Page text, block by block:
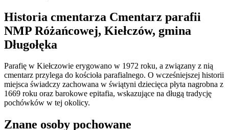
Historia cmentarza Cmentarz parafii
NMP Różańcowej, Kiełczów, gmina
Długołęka
Parafię w Kiełczowie erygowano w 1972 roku, a związany z nią
cmentarz przylega do kościoła parafialnego. O wcześniejszej historii
miejsca świadczy zachowana w świątyni dziecięca płyta nagrobna z
1669 roku oraz barokowe epitafia, wskazujące na długą tradycję
pochówków w tej okolicy.
Znane osoby pochowane